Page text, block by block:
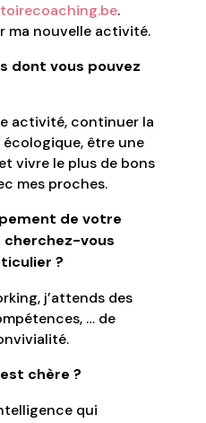
.
ma nouvelle activité.
dont vous pouvez
activité, continuer la
être une
vivre le plus de bons
mes proches.
de votre
cherchez-vous
?
j’attends des
… de
chère ?
qui